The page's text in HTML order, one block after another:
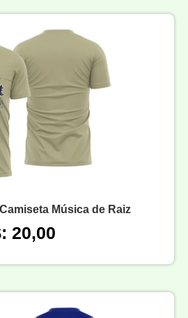
Música de Raiz
20,00